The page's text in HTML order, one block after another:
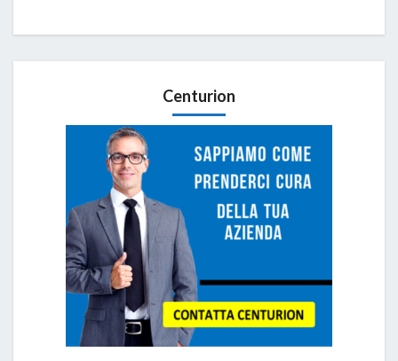
Centurion